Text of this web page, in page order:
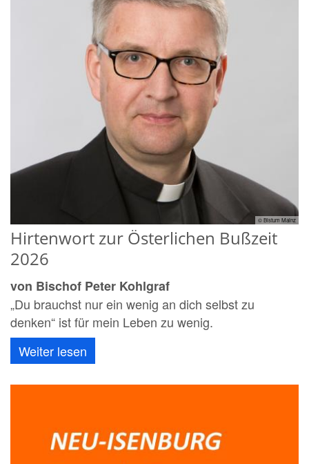
© Bistum Mainz
Hirtenwort zur Österlichen Bußzeit
2026
von Bischof Peter Kohlgraf
„Du brauchst nur ein wenig an dich selbst zu
denken“ ist für mein Leben zu wenig.
Weiter lesen